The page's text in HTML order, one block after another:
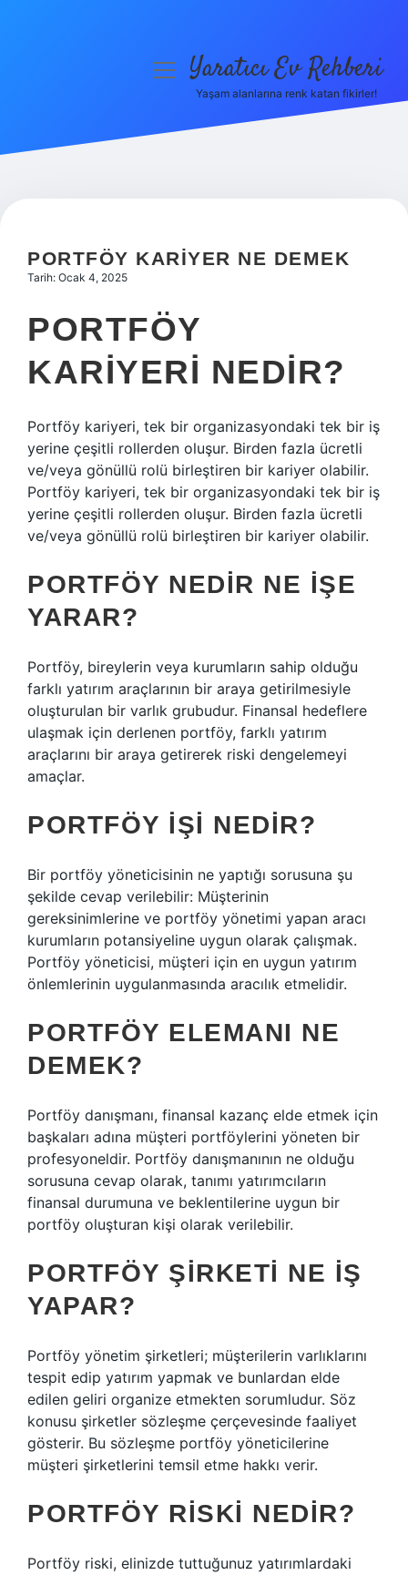
Hakkımızda
menüyüYaratıcı Ev Rehberi
Yaşam alanlarına renk katan fikirler!
PORTFÖY KARIYER NE DEMEK
Tarih: Ocak 4, 2025
PORTFÖY
KARIYERI NEDIR?
Portföy kariyeri, tek bir organizasyondaki tek bir iş
yerine çeşitli rollerden oluşur. Birden fazla ücretli
ve/veya gönüllü rolü birleştiren bir kariyer olabilir.
Portföy kariyeri, tek bir organizasyondaki tek bir iş
yerine çeşitli rollerden oluşur. Birden fazla ücretli
ve/veya gönüllü rolü birleştiren bir kariyer olabilir.
PORTFÖY NEDIR NE IŞE
YARAR?
Portföy, bireylerin veya kurumların sahip olduğu
farklı yatırım araçlarının bir araya getirilmesiyle
oluşturulan bir varlık grubudur. Finansal hedeflere
ulaşmak için derlenen portföy, farklı yatırım
araçlarını bir araya getirerek riski dengelemeyi
amaçlar.
PORTFÖY IŞI NEDIR?
Bir portföy yöneticisinin ne yaptığı sorusuna şu
şekilde cevap verilebilir: Müşterinin
gereksinimlerine ve portföy yönetimi yapan aracı
kurumların potansiyeline uygun olarak çalışmak.
Portföy yöneticisi, müşteri için en uygun yatırım
önlemlerinin uygulanmasında aracılık etmelidir.
PORTFÖY ELEMANI NE
DEMEK?
Portföy danışmanı, finansal kazanç elde etmek için
başkaları adına müşteri portföylerini yöneten bir
profesyoneldir. Portföy danışmanının ne olduğu
sorusuna cevap olarak, tanımı yatırımcıların
finansal durumuna ve beklentilerine uygun bir
portföy oluşturan kişi olarak verilebilir.
PORTFÖY ŞIRKETI NE IŞ
YAPAR?
Portföy yönetim şirketleri; müşterilerin varlıklarını
tespit edip yatırım yapmak ve bunlardan elde
edilen geliri organize etmekten sorumludur. Söz
konusu şirketler sözleşme çerçevesinde faaliyet
gösterir. Bu sözleşme portföy yöneticilerine
müşteri şirketlerini temsil etme hakkı verir.
PORTFÖY RISKI NEDIR?
Portföy riski, elinizde tuttuğunuz yatırımlardaki